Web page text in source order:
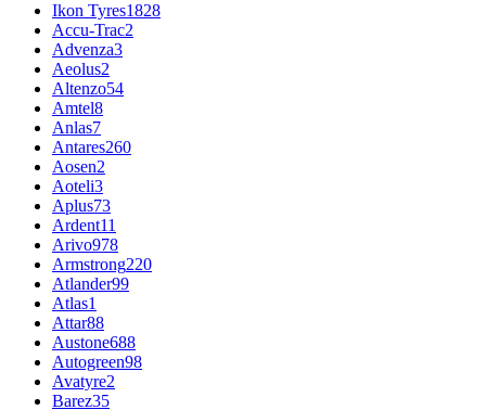
Ikon Tyres1828
Accu-Trac2
Advenza3
Aeolus2
Altenzo54
Amtel8
Anlas7
Antares260
Aosen2
Aoteli3
Aplus73
Ardent11
Arivo978
Armstrong220
Atlander99
Atlas1
Attar88
Austone688
Autogreen98
Avatyre2
Barez35